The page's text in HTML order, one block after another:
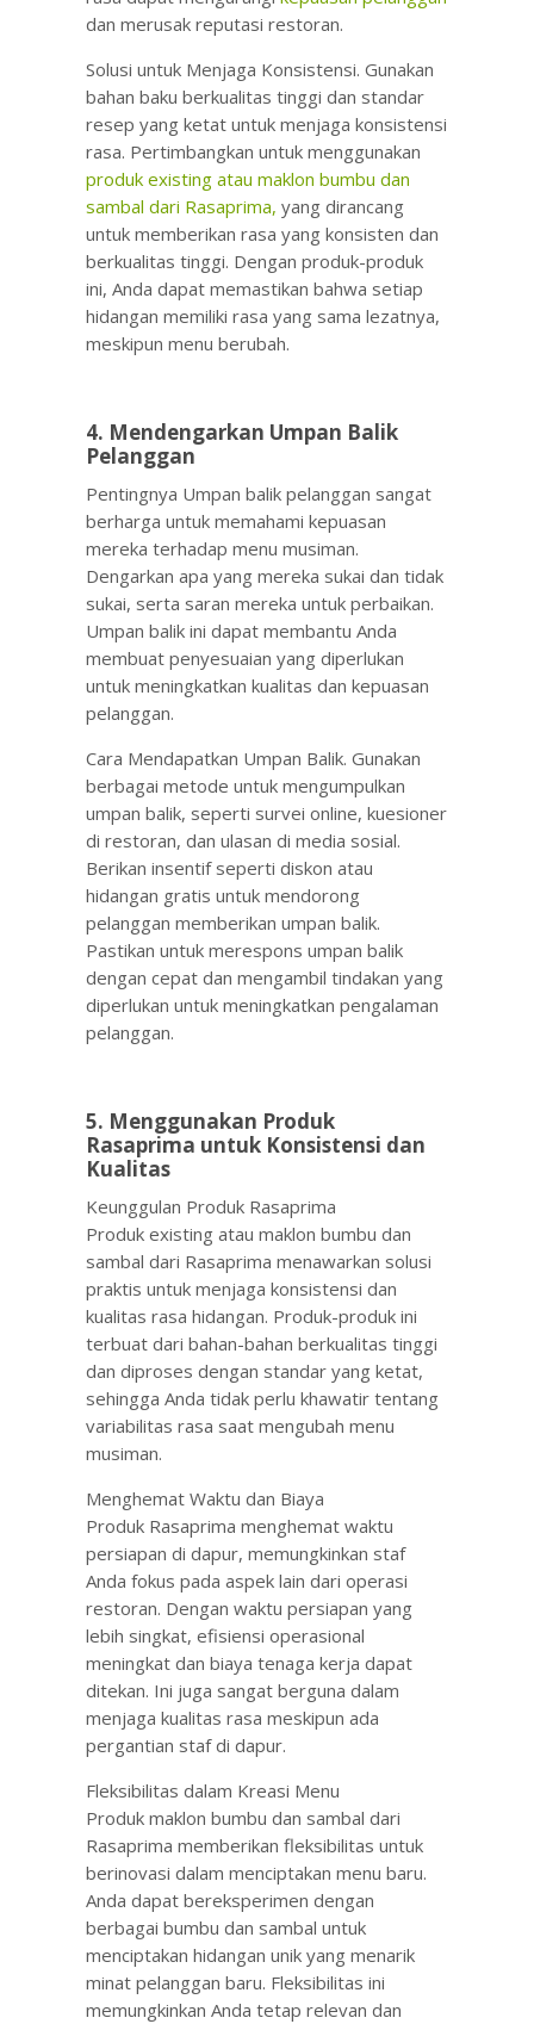
dan merusak reputasi restoran.
Solusi untuk Menjaga Konsistensi. Gunakan
bahan baku berkualitas tinggi dan standar
resep yang ketat untuk menjaga konsistensi
rasa. Pertimbangkan untuk menggunakan
produk existing atau maklon bumbu dan
sambal dari Rasaprima, yang dirancang
untuk memberikan rasa yang konsisten dan
berkualitas tinggi. Dengan produk-produk
ini, Anda dapat memastikan bahwa setiap
hidangan memiliki rasa yang sama lezatnya,
meskipun menu berubah.
4. Mendengarkan Umpan Balik
Pelanggan
Pentingnya Umpan balik pelanggan sangat
berharga untuk memahami kepuasan
mereka terhadap menu musiman.
Dengarkan apa yang mereka sukai dan tidak
sukai, serta saran mereka untuk perbaikan.
Umpan balik ini dapat membantu Anda
membuat penyesuaian yang diperlukan
untuk meningkatkan kualitas dan kepuasan
pelanggan.
Cara Mendapatkan Umpan Balik. Gunakan
berbagai metode untuk mengumpulkan
umpan balik, seperti survei online, kuesioner
di restoran, dan ulasan di media sosial.
Berikan insentif seperti diskon atau
hidangan gratis untuk mendorong
pelanggan memberikan umpan balik.
Pastikan untuk merespons umpan balik
dengan cepat dan mengambil tindakan yang
diperlukan untuk meningkatkan pengalaman
pelanggan.
5. Menggunakan Produk
Rasaprima untuk Konsistensi dan
Kualitas
Keunggulan Produk Rasaprima
Produk existing atau maklon bumbu dan
sambal dari Rasaprima menawarkan solusi
praktis untuk menjaga konsistensi dan
kualitas rasa hidangan. Produk-produk ini
terbuat dari bahan-bahan berkualitas tinggi
dan diproses dengan standar yang ketat,
sehingga Anda tidak perlu khawatir tentang
variabilitas rasa saat mengubah menu
musiman.
Menghemat Waktu dan Biaya
Produk Rasaprima menghemat waktu
persiapan di dapur, memungkinkan staf
Anda fokus pada aspek lain dari operasi
restoran. Dengan waktu persiapan yang
lebih singkat, efisiensi operasional
meningkat dan biaya tenaga kerja dapat
ditekan. Ini juga sangat berguna dalam
menjaga kualitas rasa meskipun ada
pergantian staf di dapur.
Fleksibilitas dalam Kreasi Menu
Produk maklon bumbu dan sambal dari
Rasaprima memberikan fleksibilitas untuk
berinovasi dalam menciptakan menu baru.
Anda dapat bereksperimen dengan
berbagai bumbu dan sambal untuk
menciptakan hidangan unik yang menarik
minat pelanggan baru. Fleksibilitas ini
memungkinkan Anda tetap relevan dan